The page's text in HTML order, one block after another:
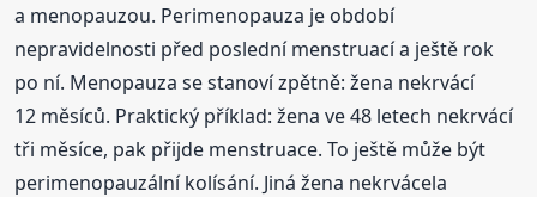
a menopauzou. Perimenopauza je období
nepravidelnosti před poslední menstruací a ještě rok
po ní. Menopauza se stanoví zpětně: žena nekrvácí
12 měsíců. Praktický příklad: žena ve 48 letech nekrvácí
tři měsíce, pak přijde menstruace. To ještě může být
perimenopauzální kolísání. Jiná žena nekrvácela